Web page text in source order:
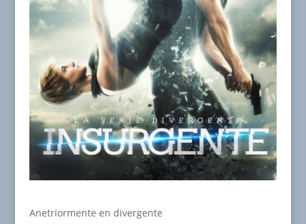
Anetriormente en divergente